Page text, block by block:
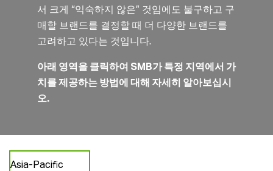
서 크게 “익숙하지 않은” 것임에도 불구하고 구
매할 브랜드를 결정할 때 더 다양한 브랜드를
고려하고 있다는 것입니다.
아래 영역을 클릭하여 SMB가 특정 지역에서 가
치를 제공하는 방법에 대해 자세히 알아보십시
오.
Asia-Pacific